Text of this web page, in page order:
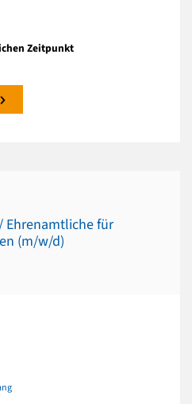
Zeitpunkt
Ehrenamtliche für
(m/w/d)